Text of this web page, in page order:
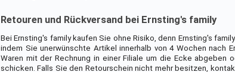
Retouren und Rückversand bei Ernsting's family
Bei Ernsting's family kaufen Sie ohne Risiko, denn Ernsting's
indem Sie unerwünschte Artikel innerhalb von 4 Wochen nach
Waren mit der Rechnung in einer Filiale um die Ecke abgeben
schicken. Falls Sie den Retourschein nicht mehr besitzen,